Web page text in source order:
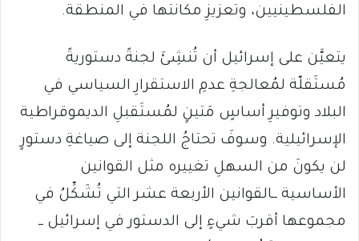
الفلسطينيين، وتعزيزِ مكانتها في المنطقة.
يتعيَّن على إسرائيل أن تُنشِئَ لجنةً دستوريةً
مُستَقلّة لمُعالجةِ عدمِ الاستقرارِ السياسي في
البلاد وتوفيرِ أساسٍ مَتينٍ لمُستَقبلِ الديموقراطية
الإسرائيلية. وسوفَ تحتاجُ اللجنة إلى صياغةِ دستورٍ
لن يكونَ من السهلِ تغييره مثل القوانين
الأساسية ــالقوانين الأربعة عشر التي تُشَكِّلُ في
مجموعها أقربَ شيءٍ إلى الدستور في إسرائيل ــ